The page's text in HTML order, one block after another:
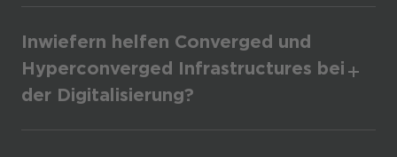
Inwiefern helfen Converged und
Hyperconverged Infrastructures bei
der Digitalisierung?